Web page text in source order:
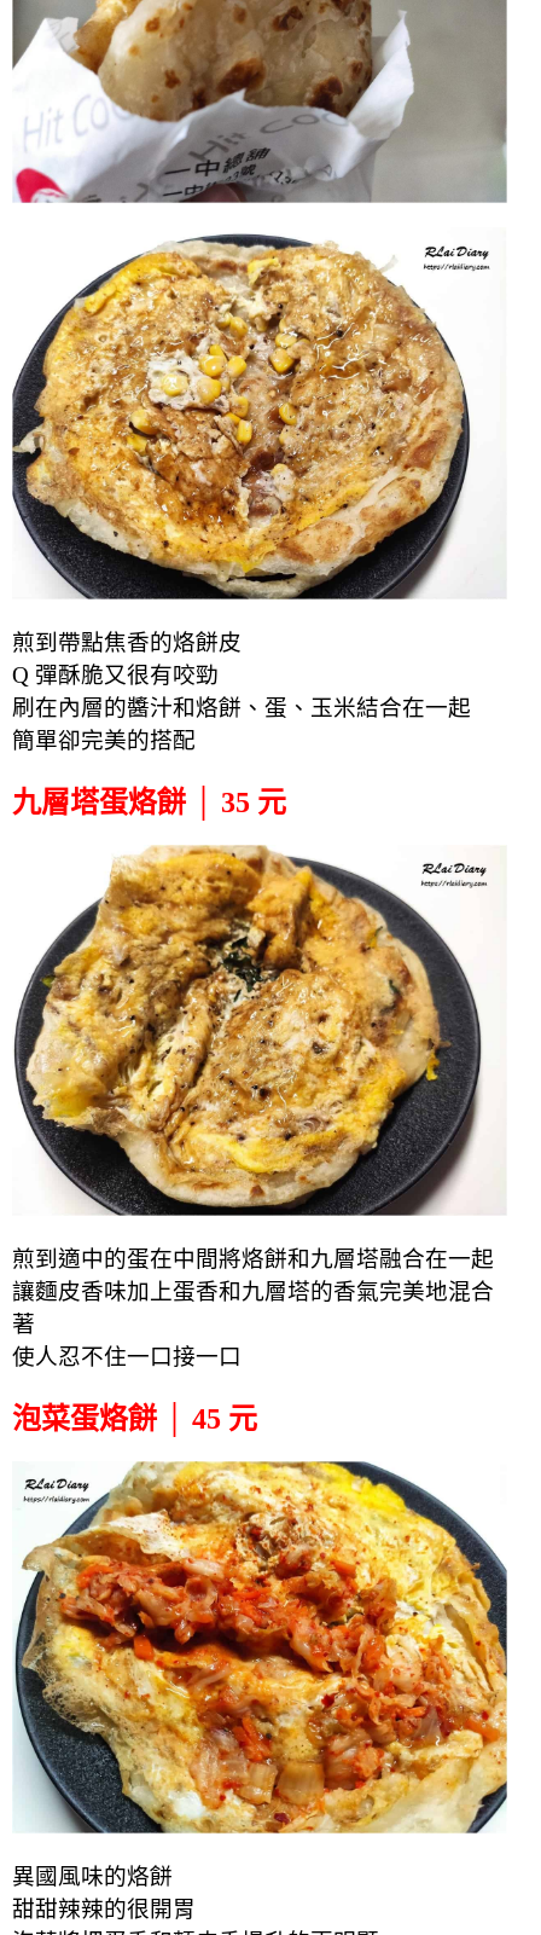
煎到帶點焦香的烙餅皮
Q 彈酥脆又很有咬勁
刷在內層的醬汁和烙餅、蛋、玉米結合在一起
簡單卻完美的搭配
九層塔蛋烙餅 │ 35 元
煎到適中的蛋在中間將烙餅和九層塔融合在一起
讓麵皮香味加上蛋香和九層塔的香氣完美地混合
著
使人忍不住一口接一口
泡菜蛋烙餅 │ 45 元
異國風味的烙餅
甜甜辣辣的很開胃